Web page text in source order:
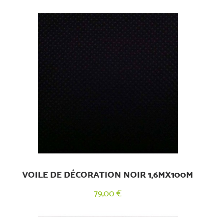
VOILE DE DÉCORATION NOIR 1,6MX100M
79,00 €